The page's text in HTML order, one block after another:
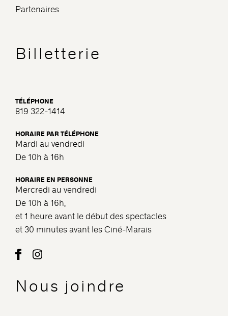
Partenaires
Billetterie
TÉLÉPHONE
819 322-1414
HORAIRE PAR TÉLÉPHONE
Mardi au vendredi
De 10h à 16h
HORAIRE EN PERSONNE
Mercredi au vendredi
De 10h à 16h,
et 1 heure avant le début des spectacles
et 30 minutes avant les Ciné-Marais
Nous joindre